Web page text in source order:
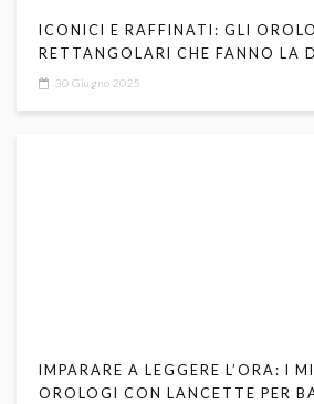
ICONICI E RAFFINATI: GLI
RETTANGOLARI CHE FANNO LA
30 Giugno 2025
IMPARARE A LEGGERE L’ORA: I
OROLOGI CON LANCETTE PER